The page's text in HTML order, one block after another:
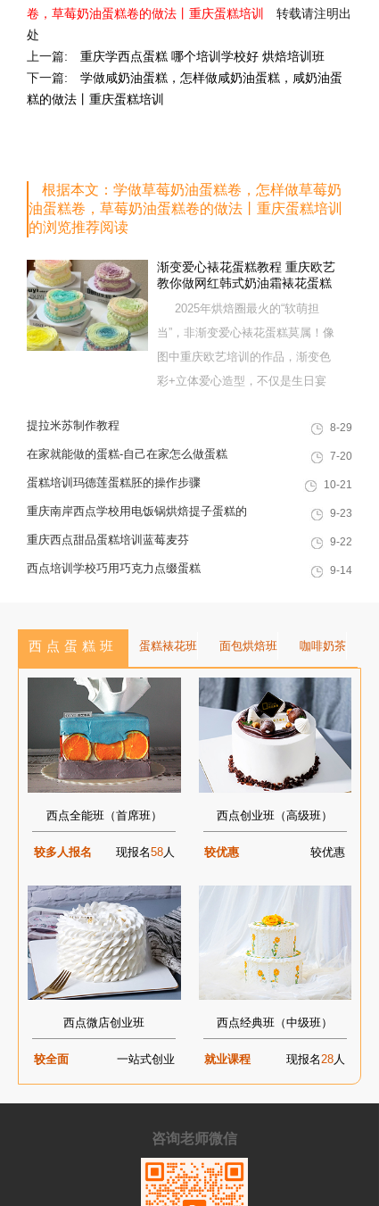
卷，草莓奶油蛋糕卷的做法丨重庆蛋糕培训
转载请注明出
处
上一篇:
重庆学西点蛋糕 哪个培训学校好 烘焙培训班
下一篇:
学做咸奶油蛋糕，怎样做咸奶油蛋糕，咸奶油蛋
糕的做法丨重庆蛋糕培训
根据本文：学做草莓奶油蛋糕卷，怎样做草莓奶
油蛋糕卷，草莓奶油蛋糕卷的做法丨重庆蛋糕培训
的浏览推荐阅读
渐变爱心裱花蛋糕教程 重庆欧艺
教你做网红韩式奶油霜裱花蛋糕
2025年烘焙圈最火的“软萌担
当”，非渐变爱心裱花蛋糕莫属！像
图中重庆欧艺培训的作品，渐变色
彩+立体爱心造型，不仅是生日宴
单品。这款蛋糕看似复杂，实则掌
握“意式奶油霜+渐变裱花”核心技
巧，在家也能复刻。今天重庆欧艺
提拉米苏制作教程 8-29
在家就能做的蛋糕-自己在家怎么做蛋糕 7-20
蛋糕培训玛德莲蛋糕胚的操作步骤 10-21
重庆南岸西点学校用电饭锅烘焙提子蛋糕的
食材
9-23
重庆西点甜品蛋糕培训蓝莓麦芬 9-22
西点培训学校巧用巧克力点缀蛋糕 9-14
西点蛋糕班 蛋糕裱花班 面包烘焙班 咖啡奶茶
西点全能班（首席班）
较多人报名 现报名58人
西点创业班（高级班）
较优惠 较优惠
西点微店创业班
较全面 一站式创业
西点经典班（中级班）
就业课程 现报名28人
咨询老师微信